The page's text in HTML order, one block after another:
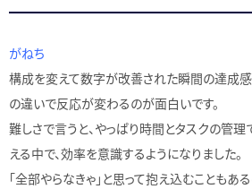
がねち
構成を変えて数字が改善された瞬間の達成
の違いで反応が変わるのが面白いです。
難しさで言うと、やっぱり時間とタスクの管
える中で、効率を意識するようになりました。
「全部やらなきゃ」と思って抱え込むこともあ